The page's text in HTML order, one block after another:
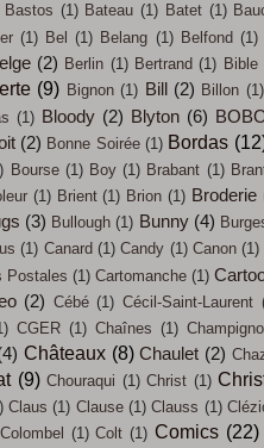
Bastos (1) Bateau (1) Batet (1)
(1) Bel (1) Belang (1) Belfond (1)
(2) Berlin (1) Bertrand (1) Bible
(9) Bignon (1) Bill (2) Billon (1)
(1) Bloody (2) Blyton (6)
(2) Bonne Soirée (1) Bordas
Bourse (1) Boy (1) Brabant (1)
(1) Brient (1) Brion (1) Broderie
(3) Bullough (1) Bunny (4)
(1) Canard (1) Candy (1) Canon (1)
Postales (1) Cartomanche (1)
(2) Cébé (1) Cécil-Saint-Laurent
CGER (1) Chaînes (1)
Châteaux (8) Chaulet (2)
(9) Chouraqui (1) Christ (1)
Claus (1) Clause (1) Clauss (1)
Colombel (1) Colt (1) Comics (22)